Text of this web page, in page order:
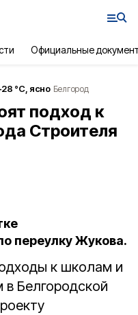
Официальные
28 °С, ясно Белгород
подход к
Строителя
переулку Жукова.
к школам и
Белгородской